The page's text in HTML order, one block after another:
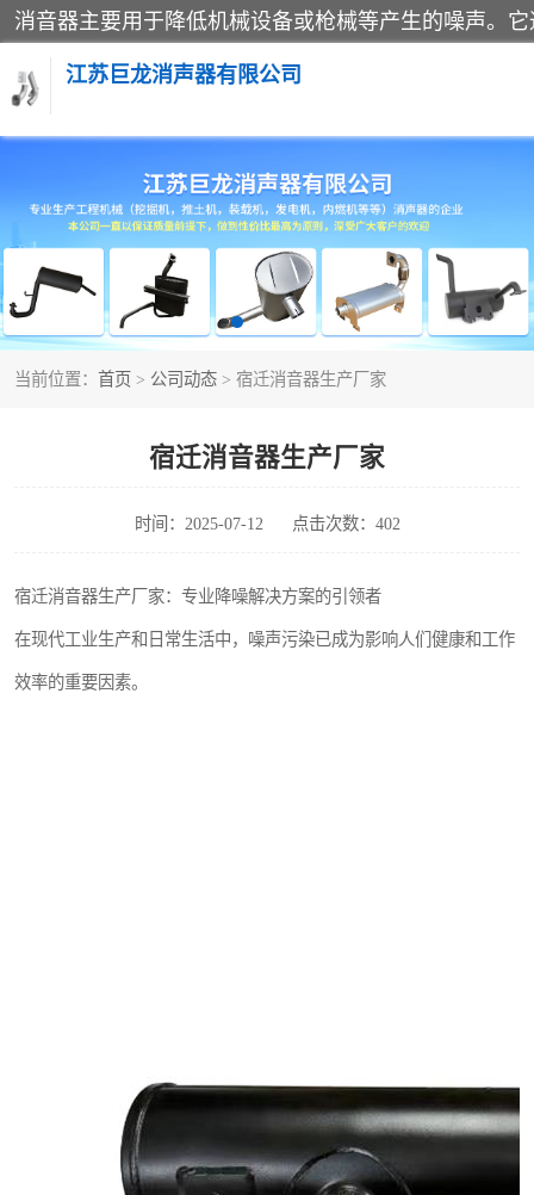
江苏巨龙消声器有限公司
当前位置： 首页 > 公司动态 > 宿迁消音器生产厂家
宿迁消音器生产厂家
时间：2025-07-12 点击次数：402
宿迁消音器生产厂家：专业降噪解决方案的引领者
在现代工业生产和日常生活中，噪声污染已成为影响人们健康和工作
效率的重要因素。
消声器